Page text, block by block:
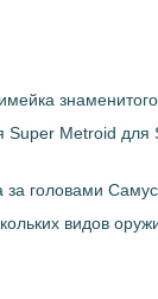
Super Metroid
за головами
видов